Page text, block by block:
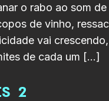
o rabo ao som de
de vinho,
vai
de cada um […]
2